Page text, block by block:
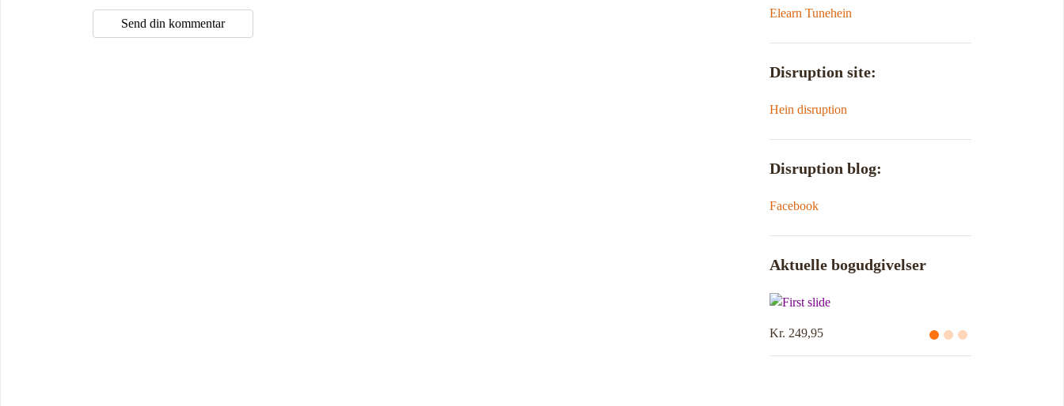
Elearn Tunehein
Disruption site:
Hein disruption
Disruption blog:
Facebook
Aktuelle bogudgivelser
Kr. 249,95